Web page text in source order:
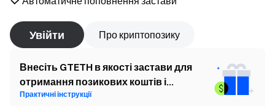
Увійти Про криптопозику
Внесіть GTETH в якості застави для
отримання позикових коштів і
продовжуйте отримувати винагороду
Практичні інструкції